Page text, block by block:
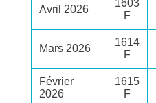
Avril 2026
1603
F
Mars 2026
1614
F
Février
2026
1615
F